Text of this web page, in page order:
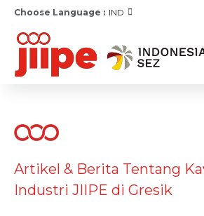
Choose Language : IND
Artikel & Berita Tentang
Industri JIIPE di Gresik